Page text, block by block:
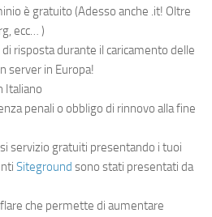
è gratuito (Adesso anche .it! Oltre
ecc… )
risposta durante il caricamento delle
server in Europa!
Italiano
penali o obbligo di rinnovo alla fine
servizio gratuiti presentando i tuoi
Siteground sono stati presentati da
che permette di aumentare